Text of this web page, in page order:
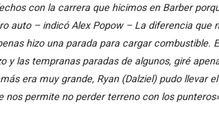
con la carrera que hicimos en Barber
auto – indicó Alex Popow – La diferencia que
hizo una parada para cargar combustible.
y las tempranas paradas de algunos, giré
era muy grande, Ryan (Dalziel) pudo llevar
nos permite no perder terreno con los